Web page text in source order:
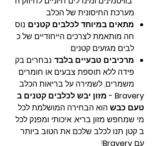
מערכת החיסונית של הכלב.
מתאים במיוחד לכלבים קטנים: נוס
חה מותאמת לצרכים הייחודיים של כ
לבים מגזעים קטנים.
מרכיבים טבעיים בלבד: נבחרים בק
פידה ללא תוספת צבעים או חומרים
משמרים, לשמירה על בריאות הכלב.
Bravery - מזון יבש לכלבים קטנים ב
טעם כבש הוא הבחירה המושלמת לכל
מי שמחפש מזון בריא, איכותי ומפנק לכל
ב קטן. תנו לכלב שלכם את הטוב ביותר
עם Bravery
!